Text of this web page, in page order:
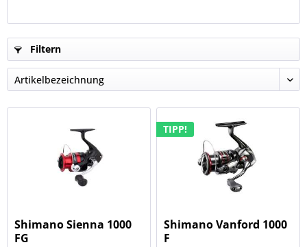
Filtern
Shimano Sienna 1000
FG
TIPP!
Shimano Vanford 1000
F